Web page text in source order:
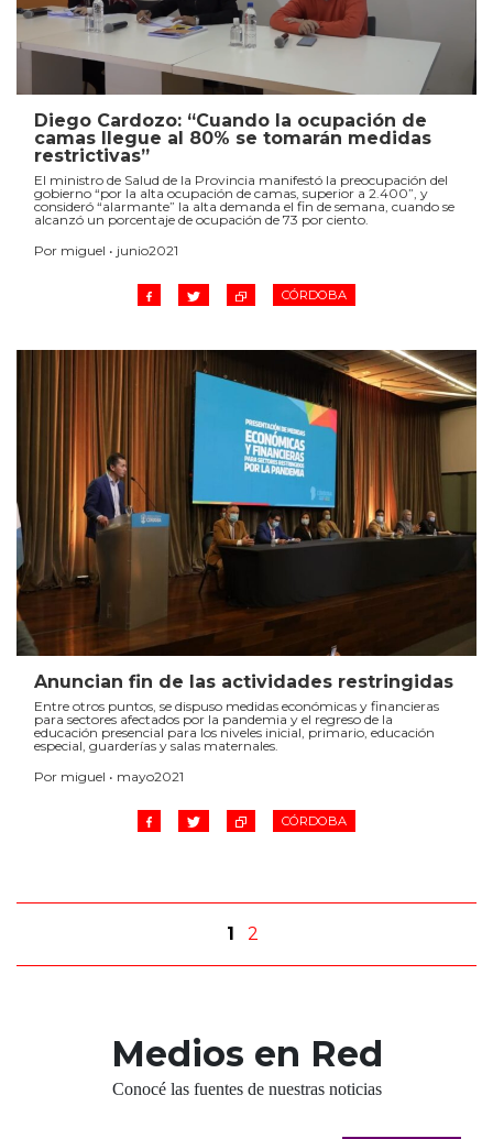
Diego Cardozo: “Cuando la ocupación de
camas llegue al 80% se tomarán medidas
restrictivas”
El ministro de Salud de la Provincia manifestó la preocupación del
gobierno “por la alta ocupación de camas, superior a 2.400”, y
consideró “alarmante” la alta demanda el fin de semana, cuando se
alcanzó un porcentaje de ocupación de 73 por ciento.
Por miguel • junio2021
CÓRDOBA
Anuncian fin de las actividades restringidas
Entre otros puntos, se dispuso medidas económicas y financieras
para sectores afectados por la pandemia y el regreso de la
educación presencial para los niveles inicial, primario, educación
especial, guarderías y salas maternales.
Por miguel • mayo2021
CÓRDOBA
1 2
Medios en Red
Conocé las fuentes de nuestras noticias